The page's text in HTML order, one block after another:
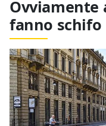
Ovviamente
fanno schifo